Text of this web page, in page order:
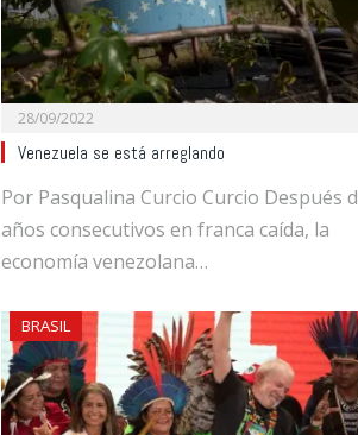
28/09/2022
Venezuela se está arreglando
Por Pasqualina Curcio Curcio Después
años consecutivos en franca caída, la
economía venezolana…
BRASIL